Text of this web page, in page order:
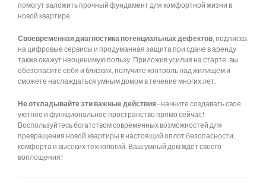
помогут заложить прочный фундамент для комфортной жизни в
новой квартире.
Своевременная диагностика потенциальных дефектов, подписка
на цифровые сервисы и продуманная защита при сдаче в аренду
также окажут неоценимую пользу. Приложив усилия на старте, вы
обезопасите себя и близких, получите контроль над жилищем и
сможете наслаждаться умным домом в течение многих лет.
Не откладывайте эти важные действия - начните создавать свое
уютное и функциональное пространство прямо сейчас!
Воспользуйтесь богатством современных возможностей для
превращения новой квартиры в настоящий оплот безопасности,
комфорта и высоких технологий. Ваш умный дом ждет своего
воплощения!